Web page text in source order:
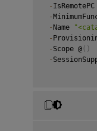
-
-
- Name
-
- Scope @ ( )
-